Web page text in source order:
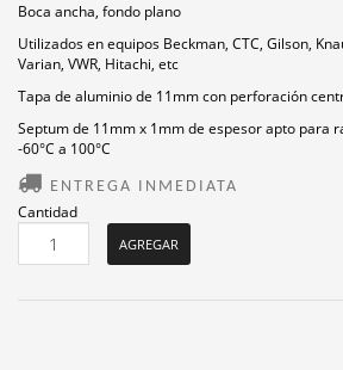
Boca ancha, fondo plano
Utilizados en equipos Beckman, CTC, Gilson,
Varian, VWR, Hitachi, etc
Tapa de aluminio de 11mm con perforación
Septum de 11mm x 1mm de espesor apto para
-60°C a 100°C
ENTREGA INMEDIATA
Cantidad